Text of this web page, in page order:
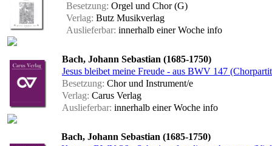
Besetzung: Orgel und Chor (G)
Verlag: Butz Musikverlag
Auslieferbar: innerhalb einer Woche info
Bach, Johann Sebastian (1685-1750)
Jesus bleibet meine Freude - aus BWV 147
Besetzung: Chor und Instrument/e
Verlag: Carus Verlag
Auslieferbar: innerhalb einer Woche info
Bach, Johann Sebastian (1685-1750)